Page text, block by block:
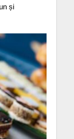
și